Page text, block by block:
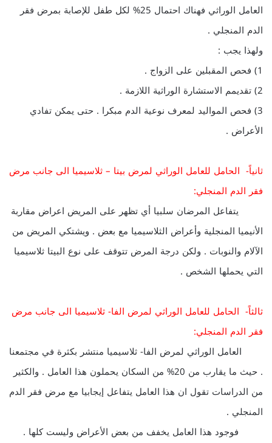
العامل الوراثي فهناك احتمال 25% لكل طفل للإصابة بمرض فقر
الدم المنجلي .
ولهذا يجب :
1) فحص المقبلين على الزواج .
2) تقديمم الاستشارة الوراثية اللازمة .
3) فحص المواليد لمعرف نوعية الدم مبكرا . حتى يمكن تفادي
الأعراض .
ثانياً- الحامل للعامل الوراثي لمرض بيتا – ثلاسيميا الى جانب مرض
فقر الدم المنجلي:
يتفاعل المرضان سلبيا أي تظهر على المريض اعراض مقاربة
الأنيميا المنجلية وأعراض الثلاسيميا مع بعض . ويشتكي المريض من
الآلام والنوبات . ولكن درجة المرض تتوقف على نوع البيتا ثلاسيميا
التي يحملها الشخص .
ثالثاً- الحامل للعامل الوراثي لمرض الفا- ثلاسيميا الى جانب مرض
فقر الدم المنجلي:
العامل الوراثي لمرض الفا- ثلاسيميا منتشر بكثرة في مجتمعنا
. حيث ما يقارب من 20% من السكان يحملون هذا العامل . والكثير
من الدراسات تقول ان هذا العامل يتفاعل إيجابيا مع مرض فقر الدم
المنجلي .
فوجود هذا العامل يخفف من بعض الأعراض وليست كلها .